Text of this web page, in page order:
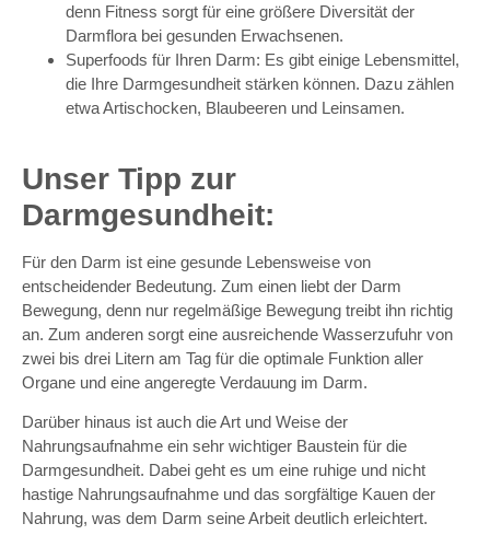
denn Fitness sorgt für eine größere Diversität der
Darmflora bei gesunden Erwachsenen.
Superfoods für Ihren Darm: Es gibt einige Lebensmittel,
die Ihre Darmgesundheit stärken können. Dazu zählen
etwa Artischocken, Blaubeeren und Leinsamen.
Unser Tipp zur
Darmgesundheit:
Für den Darm ist eine gesunde Lebensweise von
entscheidender Bedeutung. Zum einen liebt der Darm
Bewegung, denn nur regelmäßige Bewegung treibt ihn richtig
an. Zum anderen sorgt eine ausreichende Wasserzufuhr von
zwei bis drei Litern am Tag für die optimale Funktion aller
Organe und eine angeregte Verdauung im Darm.
Darüber hinaus ist auch die Art und Weise der
Nahrungsaufnahme ein sehr wichtiger Baustein für die
Darmgesundheit. Dabei geht es um eine ruhige und nicht
hastige Nahrungsaufnahme und das sorgfältige Kauen der
Nahrung, was dem Darm seine Arbeit deutlich erleichtert.